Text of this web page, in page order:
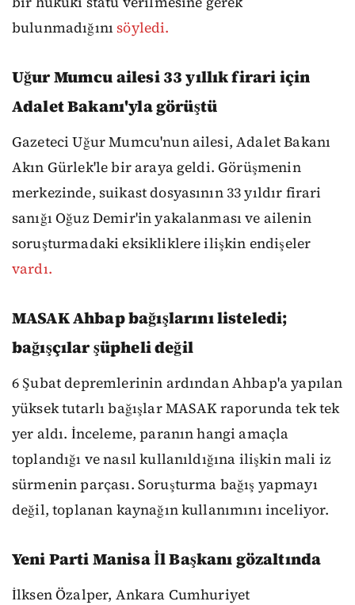
bulunmadığınısöyledi.
Uğur Mumcu ailesi 33 yıllık firari için
Adalet Bakanı'yla görüştü
Gazeteci Uğur Mumcu'nun ailesi, Adalet Bakanı
Akın Gürlek'le bir araya geldi. Görüşmenin
merkezinde, suikast dosyasının 33 yıldır firari
sanığı Oğuz Demir'in yakalanması ve ailenin
soruşturmadaki eksikliklere ilişkin endişeler
vardı.
MASAK Ahbap bağışlarını listeledi;
bağışçılar şüpheli değil
6 Şubat depremlerinin ardından Ahbap'a yapılan
yüksek tutarlı bağışlar MASAK raporunda tek tek
yer aldı. İnceleme, paranın hangi amaçla
toplandığı ve nasıl kullanıldığına ilişkin mali iz
sürmenin parçası. Soruşturma bağış yapmayı
değil, toplanan kaynağın kullanımını inceliyor.
Yeni Parti Manisa İl Başkanı gözaltında
İlksen Özalper, Ankara Cumhuriyet